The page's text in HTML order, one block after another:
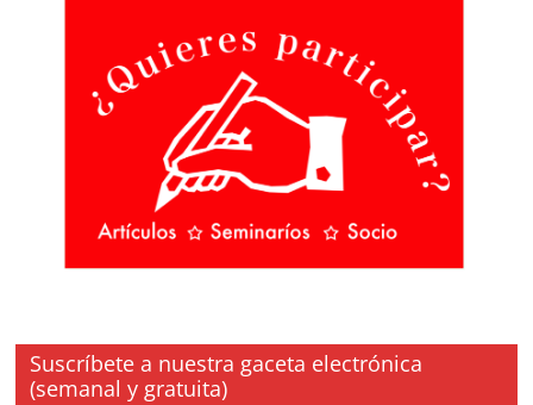
Suscríbete a nuestra gaceta electrónica
(semanal y gratuita)